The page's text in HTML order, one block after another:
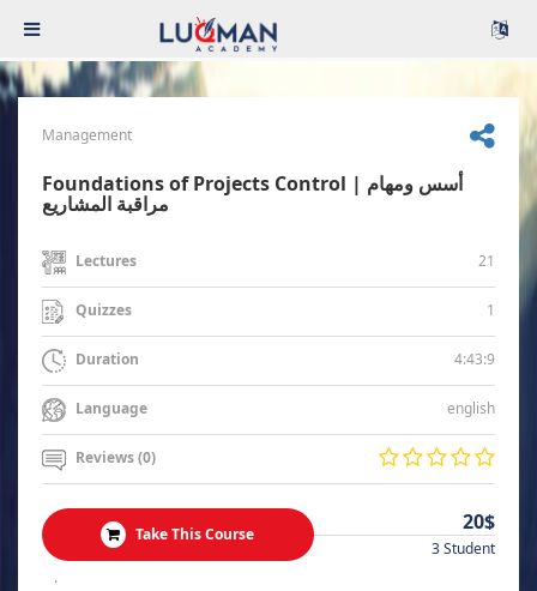
Management
Foundations of Projects Control | أسس ومهام
مراقبة المشاريع
Lectures 21
Quizzes 1
Duration 4:43:9
Language english
Reviews (0)
Take This Course 20$
3 Student
.